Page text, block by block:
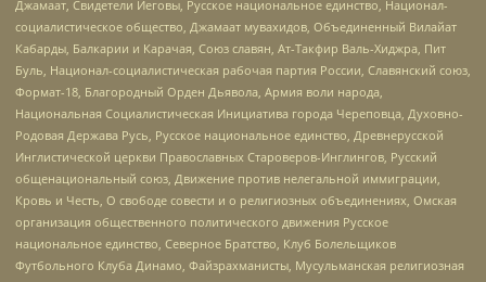
Джамаат, Свидетели Иеговы, Русское национальное единство, Национал-
социалистическое общество, Джамаат мувахидов, Объединенный Вилайат
Кабарды, Балкарии и Карачая, Союз славян, Ат-Такфир Валь-Хиджра, Пит
Буль, Национал-социалистическая рабочая партия России, Славянский союз,
Формат-18, Благородный Орден Дьявола, Армия воли народа,
Национальная Социалистическая Инициатива города Череповца, Духовно-
Родовая Держава Русь, Русское национальное единство, Древнерусской
Инглистической церкви Православных Староверов-Инглингов, Русский
общенациональный союз, Движение против нелегальной иммиграции,
Кровь и Честь, О свободе совести и о религиозных объединениях, Омская
организация общественного политического движения Русское
национальное единство, Северное Братство, Клуб Болельщиков
Футбольного Клуба Динамо, Файзрахманисты, Мусульманская религиозная